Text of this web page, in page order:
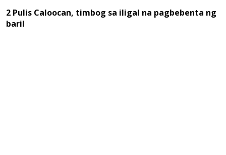
2 Pulis Caloocan, timbog sa iligal na pagbebenta ng
baril